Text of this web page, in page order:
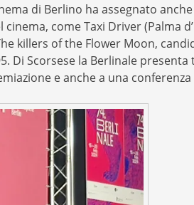
di Berlino ha assegnato
come Taxi Driver (Palma
killers of the Flower Moon,
Di Scorsese la Berlinale
e anche a una